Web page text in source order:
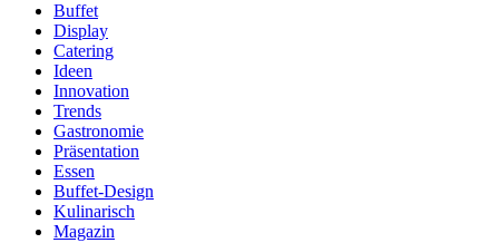
Buffet
Display
Catering
Ideen
Innovation
Trends
Gastronomie
Präsentation
Essen
Buffet-Design
Kulinarisch
Magazin